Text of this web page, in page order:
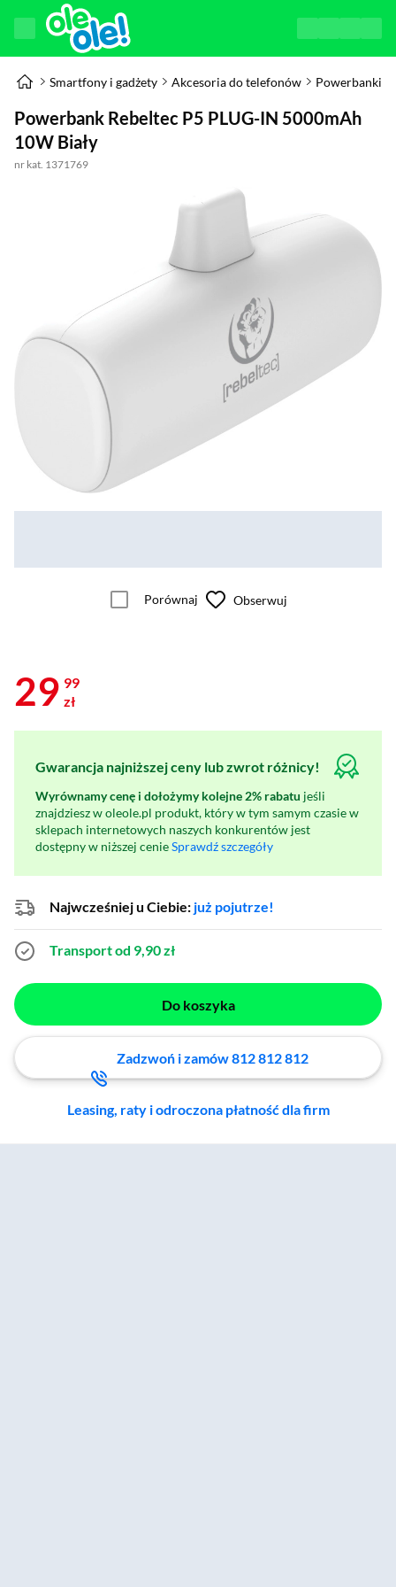
Smartfony i gadżety Akcesoria do telefonów Powerbanki
Powerbank Rebeltec P5 PLUG-IN 5000mAh
10W Biały
nr kat. 1371769
Porównaj Obserwuj
29 99
zł
Gwarancja najniższej ceny lub zwrot różnicy!
Wyrównamy cenę i dołożymy kolejne 2% rabatu jeśli
znajdziesz w oleole.pl produkt, który w tym samym czasie w
sklepach internetowych naszych konkurentów jest
dostępny w niższej cenieSprawdź szczegóły
Najwcześniej u Ciebie: już pojutrze!
Transport od 9,90 zł
Do koszyka
Zadzwoń i zamów 812 812 812
Leasing, raty i odroczona płatność dla firm